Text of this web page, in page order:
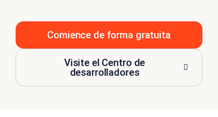
Comience de forma gratuita
Visite el Centro de
desarrolladores